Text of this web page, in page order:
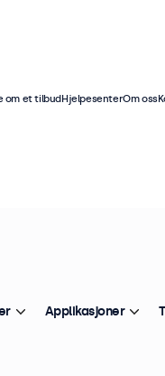
er kompatible
stativer,
om et tilbudHjelpesenterOm oss
Applikasjoner